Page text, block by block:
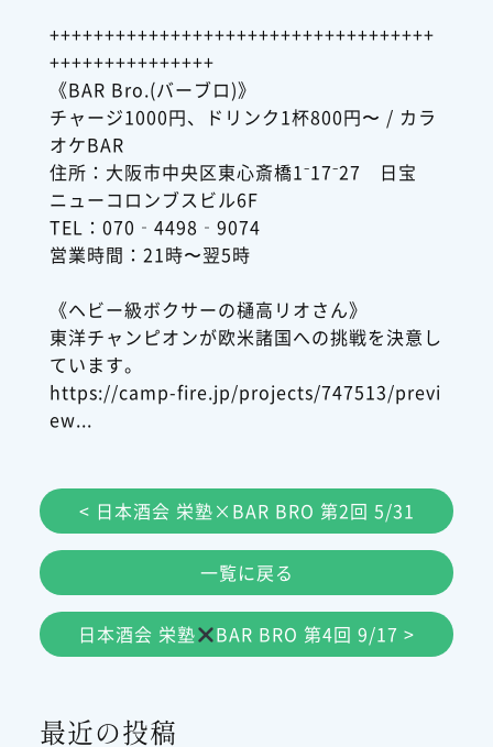
+++++++++++++++++++++++++++++++++++
+++++++++++++++
《BAR Bro.(バーブロ)》
チャージ1000円、ドリンク1杯800円〜 / カラ
オケBAR
住所：大阪市中央区東心斎橋1⁻17⁻27 日宝
ニューコロンブスビル6F
TEL：070‐4498‐9074
営業時間：21時〜翌5時
《ヘビー級ボクサーの樋高リオさん》
東洋チャンピオンが欧米諸国への挑戦を決意し
ています。
https://camp-fire.jp/projects/747513/previ
ew...
< 日本酒会 栄塾×BAR BRO 第2回 5/31
一覧に戻る
日本酒会 栄塾 BAR BRO 第4回 9/17 >
最近の投稿